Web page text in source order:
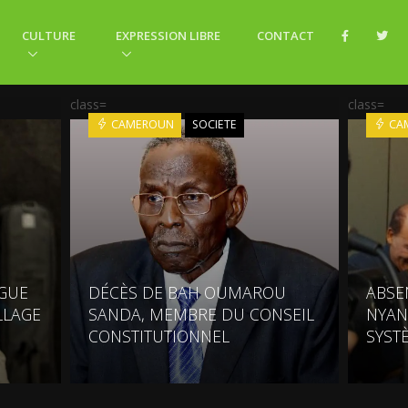
CULTURE EXPRESSION LIBRE CONTACT
class=
CAMEROUN SOCIETE
DÉCÈS DE BAH OUMAROU
SANDA, MEMBRE DU CONSEIL
CONSTITUTIONNEL
class=